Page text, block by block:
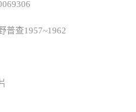
普查1957~1962